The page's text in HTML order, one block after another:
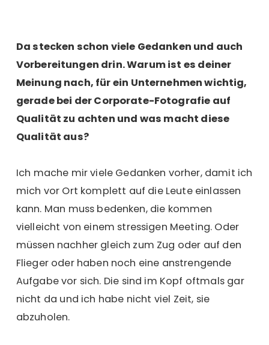
Da stecken schon viele Gedanken und auch
Vorbereitungen drin. Warum ist es deiner
Meinung nach, für ein Unternehmen wichtig,
gerade bei der Corporate-Fotografie auf
Qualität zu achten und was macht diese
Qualität aus?
Ich mache mir viele Gedanken vorher, damit ich
mich vor Ort komplett auf die Leute einlassen
kann. Man muss bedenken, die kommen
vielleicht von einem stressigen Meeting. Oder
müssen nachher gleich zum Zug oder auf den
Flieger oder haben noch eine anstrengende
Aufgabe vor sich. Die sind im Kopf oftmals gar
nicht da und ich habe nicht viel Zeit, sie
abzuholen.